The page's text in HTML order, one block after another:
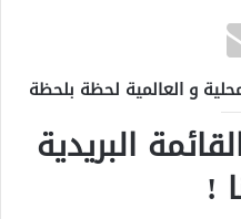
و العالمية لحظة بلحظة
البريدية
!